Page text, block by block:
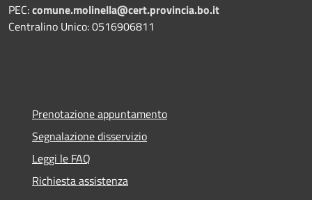
PEC:comune.molinella@cert.provincia.bo.it
Centralino Unico: 0516906811
Prenotazione appuntamento
Segnalazione disservizio
Leggi le FAQ
Richiesta assistenza